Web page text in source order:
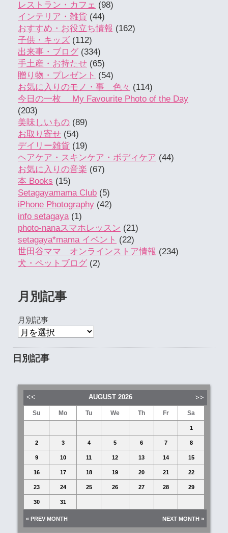
レストラン・カフェ (98)
インテリア・雑貨 (44)
おすすめ・お役立ち情報 (162)
子供・キッズ (112)
出来事・ブログ (334)
手土産・お持たせ (65)
贈り物・プレゼント (54)
お気に入りのモノ・事 色々 (114)
今日の一枚 My Favourite Photo of the Day
(203)
美味しいもの (89)
お取り寄せ (54)
デイリー雑貨 (19)
ヘアケア・スキンケア・ボディケア (44)
お気に入りの音楽 (67)
本 Books (15)
Setagayamama Club (5)
iPhone Photography (42)
info setagaya(1)
photo-nanaスマホレッスン (21)
setagaya*mama イベント (22)
世田谷ママ オンラインストア情報 (234)
犬・ペットブログ (2)
月別記事
月別記事
日別記事
AUGUST 2026
Su Mo Tu We Th Fr Sa
1
2 3 4 5 6 7 8
9 10 11 12 13 14 15
16 17 18 19 20 21 22
23 24 25 26 27 28 29
30 31
« PREV MONTH NEXT MONTH »